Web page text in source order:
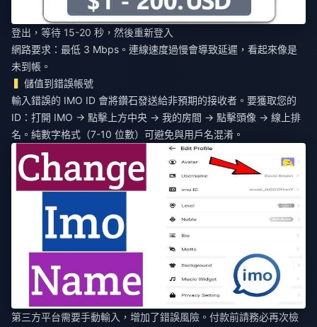
登出，等待 15-20 秒，然後重新登入
網路要求：最低 3 Mbps。連線速度過慢會導致延遲，看起來像是
未到帳。
儲值到錯誤帳號
輸入錯誤的 IMO ID 會將鑽石發送給非預期的接收者。要獲取您的
ID：打開 IMO → 點擊上方中央 → 我的房間 → 點擊頭像 → 線上排
名。純數字格式（7-10 位數）可避免與用戶名混淆。
第三方平台需要手動輸入，增加了錯誤風險。付款前請務必再次檢